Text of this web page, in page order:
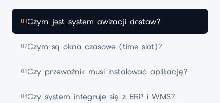
01Czym jest system awizacji dostaw?
02Czym są okna czasowe (time slot)?
03Czy przewoźnik musi instalować aplikację?
04Czy system integruje się z ERP i WMS?